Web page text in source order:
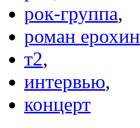
рок-группа,
роман ерохин
т2,
интервью,
концерт